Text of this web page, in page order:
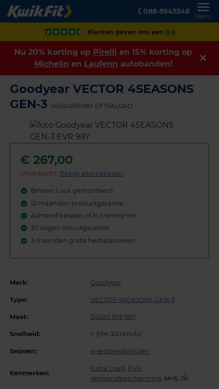
088-5945348
Menu
Klanten geven ons een 8,9
Nu 20% korting op Pirelli en 15% korting op
Michelin en Laufenn autobanden!
Goodyear VECTOR 4SEASONS
GEN-3 245/40R19 98Y EXTRALOAD
€ 267,00
Uitverkocht: Bekijk alternatieven
Binnen 1 uur gemonteerd
12 maanden productgarantie
Achteraf betalen of in 3 termijnen
30 dagen omruilgarantie
3 maanden gratis herbalanceren
Merk: Goodyear
Type: VECTOR 4SEASONS GEN-3
Maat: 245/40 R19 98Y
Snelheid: Y (t/m 300 km/u)
Seizoen: 4-seizoensbanden
Kenmerken:
Extra Load , EVR,
Velgrandbescherming, ,